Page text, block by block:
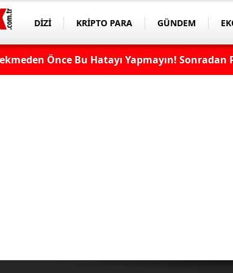
DİZİ KRİPTO PARA GÜNDEM
Önce Bu Hatayı Yapmayın!